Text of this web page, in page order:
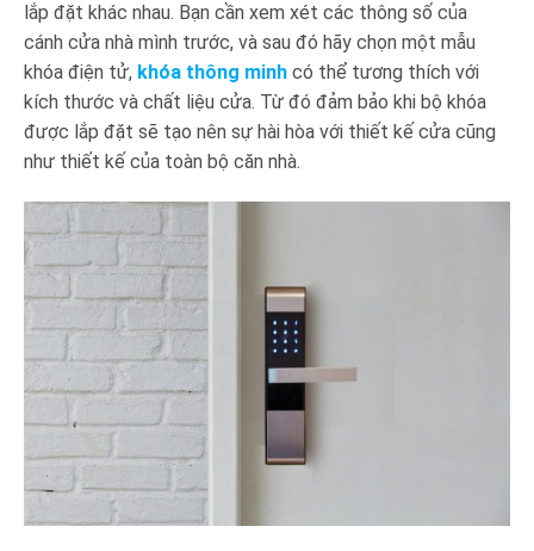
lắp đặt khác nhau. Bạn cần xem xét các thông số của
cánh cửa nhà mình trước, và sau đó hãy chọn một mẫu
khóa điện tử, khóa thông minh có thể tương thích với
kích thước và chất liệu cửa. Từ đó đảm bảo khi bộ khóa
được lắp đặt sẽ tạo nên sự hài hòa với thiết kế cửa cũng
như thiết kế của toàn bộ căn nhà.